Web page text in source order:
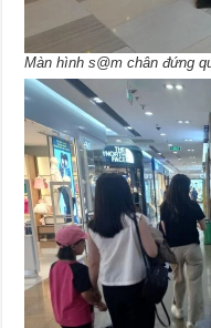
Màn hình s@m chân đứng